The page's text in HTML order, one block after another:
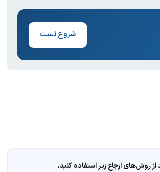
شروع تست
روش‌های ارجاع زیر استفاده کنید.